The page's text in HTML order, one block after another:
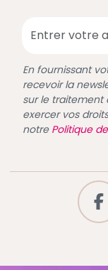
En fournissant
recevoir la
sur le traitement
exercer vos
notre Politique